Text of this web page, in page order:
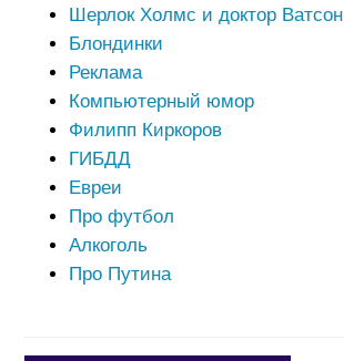
Шерлок Холмс и доктор Ватсон
Блондинки
Реклама
Компьютерный юмор
Филипп Киркоров
ГИБДД
Евреи
Про футбол
Алкоголь
Про Путина